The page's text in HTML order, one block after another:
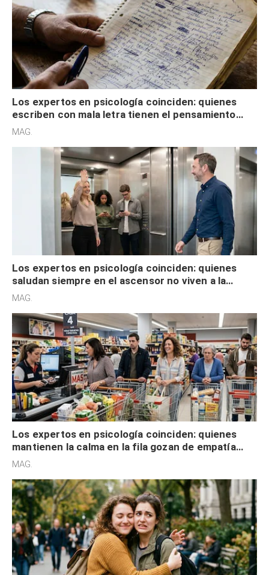
Los expertos en psicología coinciden: quienes
escriben con mala letra tienen el pensamiento
acelerado y no lo hacen por desinterés
MAG.
Los expertos en psicología coinciden: quienes
saludan siempre en el ascensor no viven a la
defensiva y tienen apertura social
MAG.
Los expertos en psicología coinciden: quienes
mantienen la calma en la fila gozan de empatía
cognitiva, gratitud y no solo tienen autocontrol
MAG.